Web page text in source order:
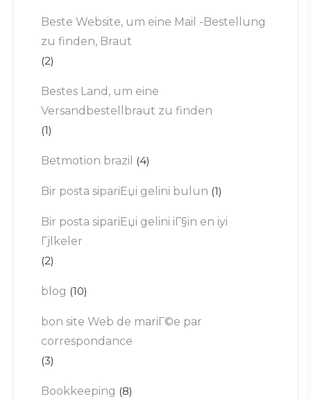
Beste Website, um eine Mail -Bestellung
zu finden, Braut
(2)
Bestes Land, um eine
Versandbestellbraut zu finden
(1)
Betmotion brazil (4)
Bir posta sipariЕџi gelini bulun (1)
Bir posta sipariЕџi gelini iГ§in en iyi
Гјlkeler
(2)
blog (10)
bon site Web de mariГ©e par
correspondance
(3)
Bookkeeping (8)